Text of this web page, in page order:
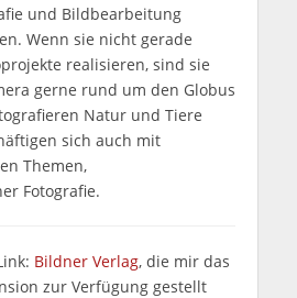
und Bildbearbeitung
Wenn sie nicht gerade
realisieren, sind sie
gerne rund um den Globus
Natur und Tiere
sich auch mit
Themen,
Fotografie.
Bildner Verlag, die mir das
zur Verfügung gestellt